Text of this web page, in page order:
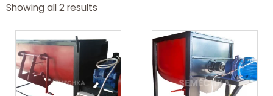
Showing all 2 results